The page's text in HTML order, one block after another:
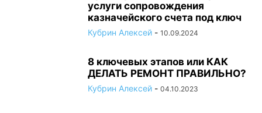
услуги сопровождения
казначейского счета под ключ
Кубрин Алексей - 10.09.2024
8 ключевых этапов или КАК
ДЕЛАТЬ РЕМОНТ ПРАВИЛЬНО?
Кубрин Алексей - 04.10.2023